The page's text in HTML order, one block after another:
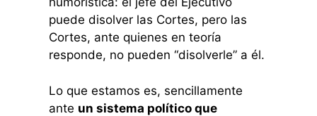
puede disolver las Cortes, pero las
Cortes, ante quienes en teoría
responde, no pueden “disolverle” a él.
Lo que estamos es, sencillamente
ante un sistema político que